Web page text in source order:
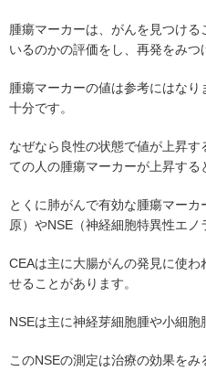
腫瘍マーカーは、がんを見つけ
いるのかの評価をし、再発をみつ
腫瘍マーカーの値は参考にはな
十分です。
なぜなら良性の状態で値が上昇
ての人の腫瘍マーカーが上昇する
とくに肺がんで有効な腫瘍マー
原）やNSE（神経細胞特異性エノ
CEAは主に大腸がんの発見に使
せることがあります。
NSEは主に神経芽細胞腫や小細胞
このNSEの測定は治療の効果を